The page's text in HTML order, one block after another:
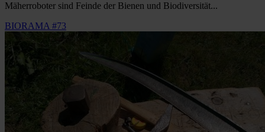
Mäherroboter sind Feinde der Bienen und Biodiversität...
BIORAMA #73